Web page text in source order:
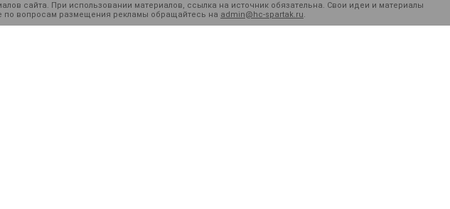
сайта. При использовании материалов, ссылка на источник обязательна. Cвои идеи и материалы
по вопросам размещения рекламы обращайтесь на admin@hc-spartak.ru.